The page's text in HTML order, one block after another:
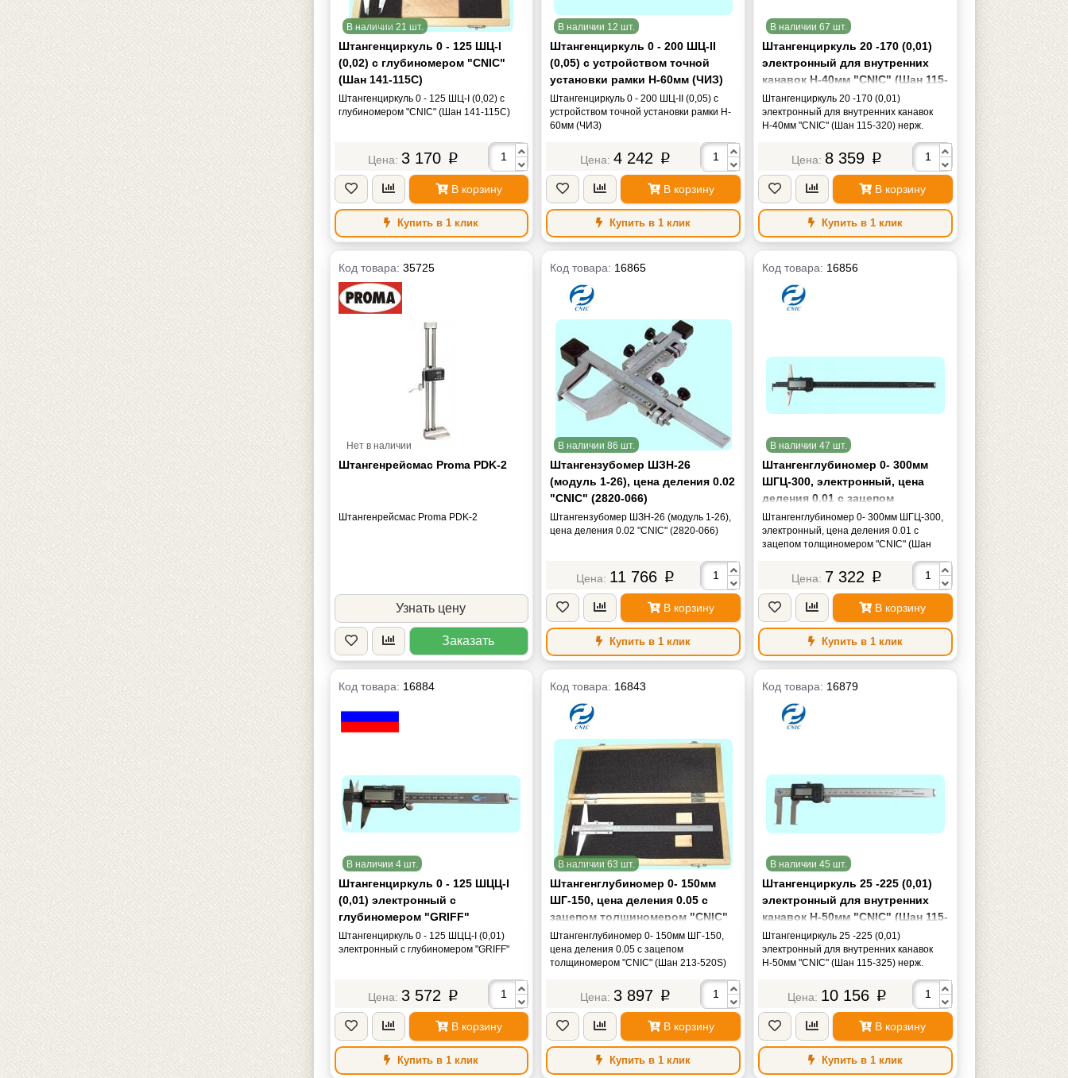
В наличии 21 шт.
Штангенциркуль 0 - 125 ШЦ-I
(0,02) с глубиномером "CNIC"
(Шан 141-115C)
Штангенциркуль 0 - 125 ШЦ-I (0,02) с
глубиномером "CNIC" (Шан 141-115C)
3 170 p
В корзину
Купить в 1 клик
В наличии 12 шт.
Штангенциркуль 0 - 200 ШЦ-II
(0,05) с устройством точной
установки рамки H-60мм (ЧИЗ)
Штангенциркуль 0 - 200 ШЦ-II (0,05) с
устройством точной установки рамки H-
60мм (ЧИЗ)
4 242 p
В корзину
Купить в 1 клик
В наличии 67 шт.
Штангенциркуль 20 -170 (0,01)
электронный для внутренних
канавок Н-40мм "CNIC" (Шан 115-
320) нерж. сталь
Штангенциркуль 20 -170 (0,01)
электронный для внутренних канавок
Н-40мм "CNIC" (Шан 115-320) нерж.
8 359 p
В корзину
Купить в 1 клик
Код товара: 35725
Нет в наличии
Штангенрейсмас Proma PDK-2
Штангенрейсмас Proma PDK-2
Узнать цену
Заказать
Код товара: 16865
В наличии 86 шт.
Штангензубомер ШЗН-26
(модуль 1-26), цена деления 0.02
"CNIC" (2820-066)
Штангензубомер ШЗН-26 (модуль 1-26),
цена деления 0.02 "CNIC" (2820-066)
11 766 p
В корзину
Купить в 1 клик
Код товара: 16856
В наличии 47 шт.
Штангенглубиномер 0- 300мм
ШГЦ-300, электронный, цена
деления 0.01 c зацепом
толщиномером "CNIC" (Шан 241-
335)
Штангенглубиномер 0- 300мм ШГЦ-300,
электронный, цена деления 0.01 c
зацепом толщиномером "CNIC" (Шан
7 322 p
В корзину
Купить в 1 клик
Код товара: 16884
В наличии 4 шт.
Штангенциркуль 0 - 125 ШЦЦ-I
(0,01) электронный с
глубиномером "GRIFF"
Штангенциркуль 0 - 125 ШЦЦ-I (0,01)
электронный с глубиномером "GRIFF"
3 572 p
В корзину
Купить в 1 клик
Код товара: 16843
В наличии 63 шт.
Штангенглубиномер 0- 150мм
ШГ-150, цена деления 0.05 с
зацепом толщиномером "CNIC"
(Шан 213-520S) нерж. сталь
Штангенглубиномер 0- 150мм ШГ-150,
цена деления 0.05 с зацепом
толщиномером "CNIC" (Шан 213-520S)
3 897 p
В корзину
Купить в 1 клик
Код товара: 16879
В наличии 45 шт.
Штангенциркуль 25 -225 (0,01)
электронный для внутренних
канавок Н-50мм "CNIC" (Шан 115-
325) нерж. сталь
Штангенциркуль 25 -225 (0,01)
электронный для внутренних канавок
Н-50мм "CNIC" (Шан 115-325) нерж.
10 156 p
В корзину
Купить в 1 клик